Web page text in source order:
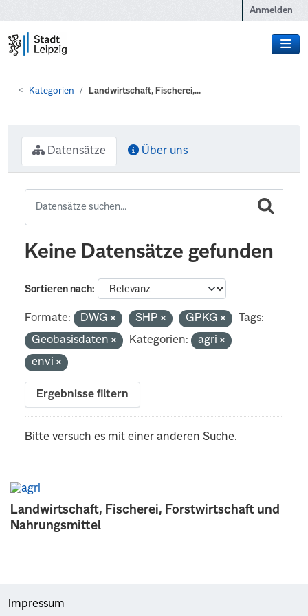
Anmelden
Kategorien Landwirtschaft, Fischerei,...
Landwirtschaft, Fischerei, Forstwirtschaft und
Nahrungsmittel
Datensätze Über uns
Keine Datensätze gefunden
Sortieren nach
Formate: DWG SHP GPKG
Tags:
Geobasisdaten
Kategorien:
agri
envi
Ergebnisse filtern
Bitte versuch es mit einer anderen Suche.
Impressum